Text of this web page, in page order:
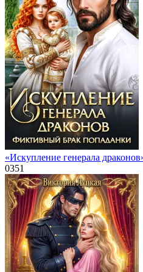
«Искупление генерала
0351